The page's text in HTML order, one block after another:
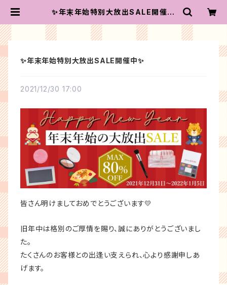
✨年末年始特別大放出SALE開催中
✨年末年始特別大放出SALE開催中✨
2021/12/30 17:00
皆さん明けましておめでとうございます💛
旧年中は格別のご厚情を賜り、誠にありがとうございまし
た。
たくさんのお客様との出逢い支えられ、心より感謝申しあ
げます。